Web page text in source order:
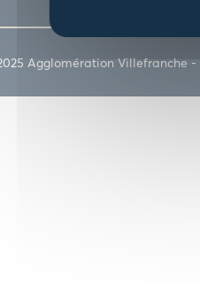
Agglomération Villefranche -